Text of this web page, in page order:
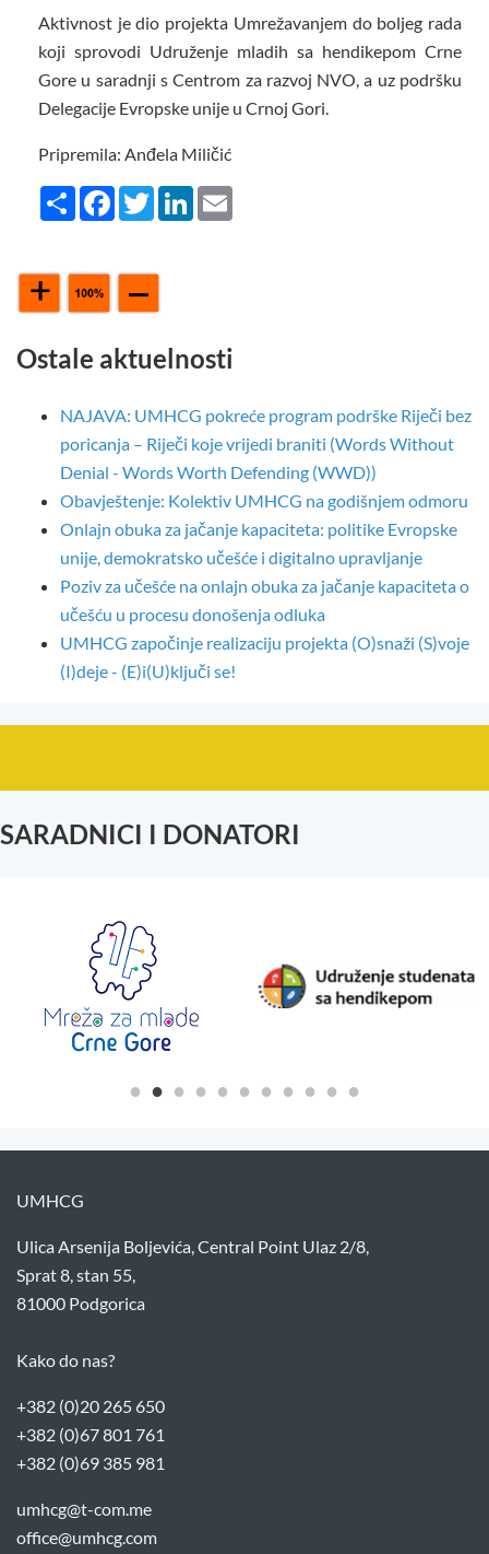
Aktivnost je dio projekta Umrežavanjem do boljeg rada
koji sprovodi Udruženje mladih sa hendikepom Crne
Gore u saradnji s Centrom za razvoj NVO, a uz podršku
Delegacije Evropske unije u Crnoj Gori.
Pripremila: Anđela Miličić
Share FacebookTwitterLinkedIn
Ostale aktuelnosti
NAJAVA: UMHCG pokreće program podrške Riječi bez
poricanja – Riječi koje vrijedi braniti (Words Without
Denial - Words Worth Defending (WWD))
Obavještenje: Kolektiv UMHCG na godišnjem odmoru
Onlajn obuka za jačanje kapaciteta: politike Evropske
unije, demokratsko učešće i digitalno upravljanje
Poziv za učešće na onlajn obuka za jačanje kapaciteta o
učešću u procesu donošenja odluka
UMHCG započinje realizaciju projekta (O)snaži (S)voje
(I)deje - (E)i(U)ključi se!
SARADNICI I DONATORI
UMHCG
Ulica Arsenija Boljevića, Central Point Ulaz 2/8,
Sprat 8, stan 55,
81000 Podgorica
Kako do nas?
+382 (0)20 265 650
+382 (0)67 801 761
+382 (0)69 385 981
umhcg@t-com.me
office@umhcg.com